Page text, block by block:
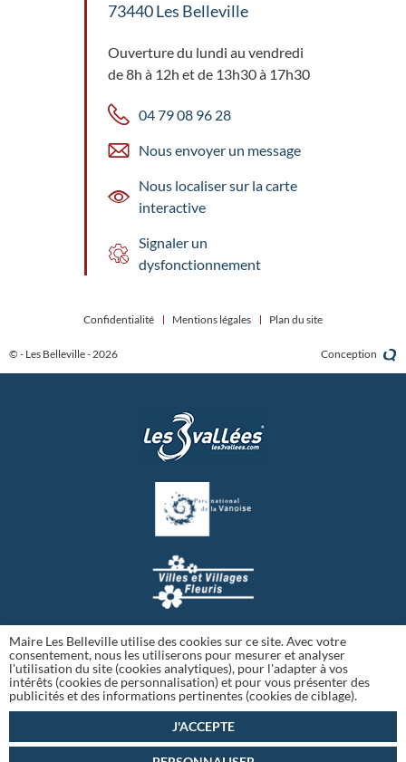
73440 Les Belleville
Ouverture du lundi au vendredi
de 8h à 12h et de 13h30 à 17h30
04 79 08 96 28
Nous envoyer un message
Nous localiser sur la carte
interactive
Signaler un
dysfonctionnement
© - Les Belleville - 2026
Confidentialité Mentions légales Plan du site
Conception
Maire Les Belleville utilise des cookies sur ce site. Avec votre
consentement, nous les utiliserons pour mesurer et analyser
l'utilisation du site (cookies analytiques), pour l'adapter à vos
intérêts (cookies de personnalisation) et pour vous présenter des
publicités et des informations pertinentes (cookies de ciblage).
J'ACCEPTE